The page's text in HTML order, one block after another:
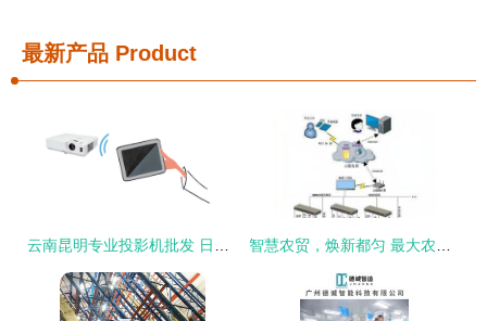
最新产品 Product